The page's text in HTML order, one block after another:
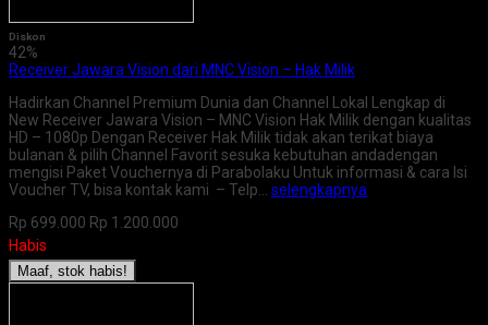
Diskon
42%
Receiver Jawara Vision dari MNC Vision – Hak Milik
Hadirkan Channel Premium Dunia dan Channel Lokal Lengkap di
New Receiver Jawara Vision – MNC Vision Hak Milik dengan kualitas
HD – 1080p Dengan Receiver Hak Milik tidak akan terikat biaya
bulanan & pilih Channel Favorit sesuka kebutuhan andadengan
mengisi Paket Vouchernya di Parabolaku Untuk informasi & cara Isi
Voucher TV, bisa kontak kami – Telp… selengkapnya
Rp 699.000 Rp 1.200.000
Habis
Maaf, stok habis!